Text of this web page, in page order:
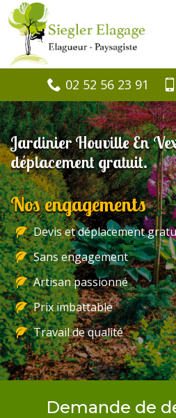
02 52 56 23 91
Jardinier Houville En
déplacement gratuit.
Nos engagements
Devis et déplacement
Sans engagement
Artisan passionné
Prix imbattable
Travail de qualité
Demande de